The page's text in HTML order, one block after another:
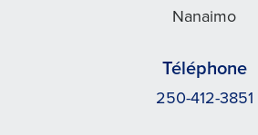
Nanaimo
Téléphone
250-412-3851